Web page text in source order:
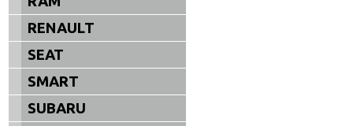
RENAULT
SEAT
SMART
SUBARU